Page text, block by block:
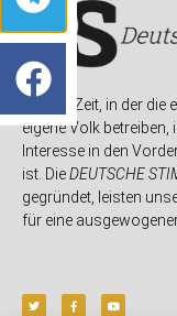
In einer Zeit, in der
eigene Volk
Interesse in den
ist. DieDEUTSCHE
gegründet, leisten
für eine